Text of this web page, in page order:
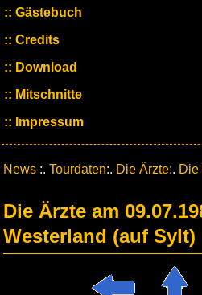
Gästebuch
Credits
Download
Mitschnitte
Impressum
News :. Tourdaten:. Die Ärzte:. Die
Die Ärzte am
Westerland (auf Sylt)